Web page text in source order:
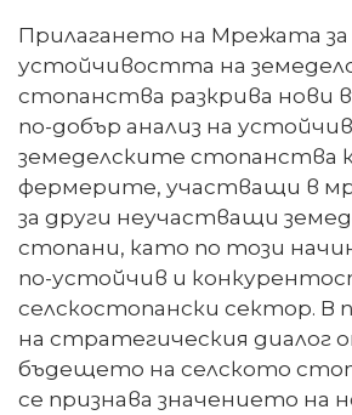
Прилагането на Мрежата за
устойчивостта на
стопанства разкрива нови
по-добър анализ на
земеделските стопанства
фермерите, участващи в
за други неучастващи
стопани, като по този
по-устойчив и
селскостопански сектор. В
на стратегическия диалог
бъдещето на селското
се признава значението на